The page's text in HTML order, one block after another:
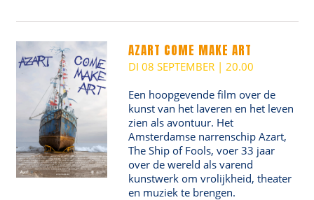
AZART COME MAKE ART
DI 08 SEPTEMBER | 20.00
Een hoopgevende film over de
kunst van het laveren en het leven
zien als avontuur. Het
Amsterdamse narrenschip Azart,
The Ship of Fools, voer 33 jaar
over de wereld als varend
kunstwerk om vrolijkheid, theater
en muziek te brengen.